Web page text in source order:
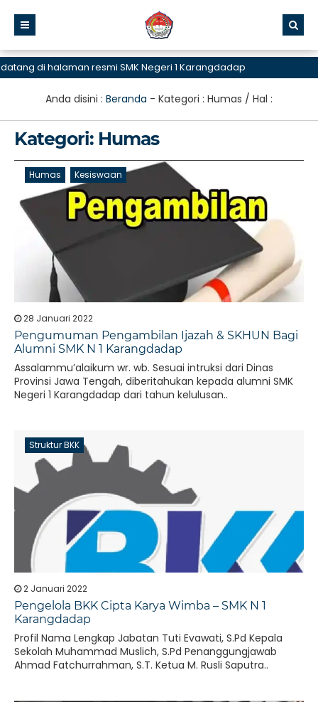
halaman resmi SMK Negeri 1 Karangdadap
Anda disini : Beranda - Kategori : Humas / Hal :
Kategori: Humas
Humas Kesiswaan
28 Januari 2022
Pengumuman Pengambilan Ijazah & SKHUN Bagi
Alumni SMK N 1 Karangdadap
Assalammu’alaikum wr. wb. Sesuai intruksi dari Dinas
Provinsi Jawa Tengah, diberitahukan kepada alumni SMK
Negeri 1 Karangdadap dari tahun kelulusan..
Struktur BKK
2 Januari 2022
Pengelola BKK Cipta Karya Wimba – SMK N 1
Karangdadap
Profil Nama Lengkap Jabatan Tuti Evawati, S.Pd Kepala
Sekolah Muhammad Muslich, S.Pd Penanggungjawab
Ahmad Fatchurrahman, S.T. Ketua M. Rusli Saputra..